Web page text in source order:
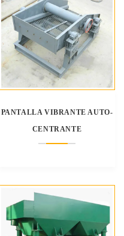
PANTALLA VIBRANTE AUTO-
CENTRANTE